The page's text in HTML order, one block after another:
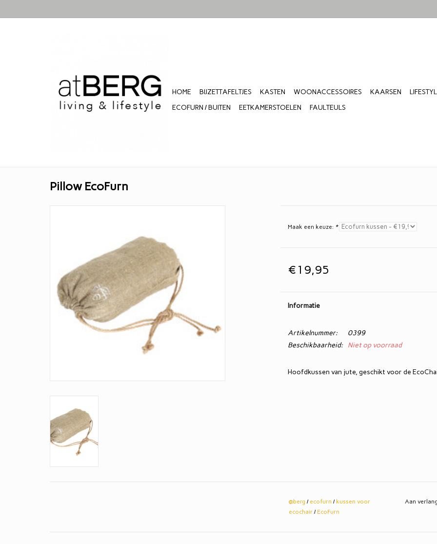
HOME BIJZETTAFELTJES KASTEN WOONACCESSOIRES KAARSEN
ECOFURN / BUITEN
EETKAMERSTOELEN FAULTEULS
Pillow EcoFurn
Maak een keuze: *
€19,95
Informatie
Artikelnummer:
0399
Beschikbaarheid:
Niet op voorraad
Hoofdkussen van jute, geschikt voor de
@berg / ecofurn / kussen voor
ecochair / EcoFurn
Aan